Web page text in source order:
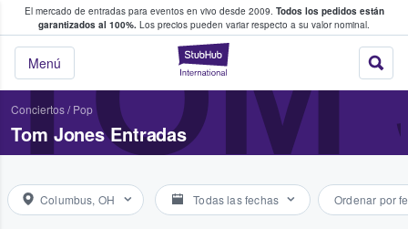
El mercado de entradas para eventos en vivo desde 2009. Todos los pedidos están
garantizados al 100%. Los precios pueden variar respecto a su valor nominal.
StubHub:
Menú
y venta de entradas entre fans
Conciertos/ Pop
Tom Jones Entradas
Columbus, OH Todas las fechas Ordenar por